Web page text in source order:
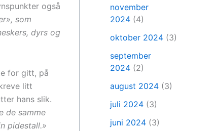
også
som
dyrs og
for gitt, på
litt
hans slik.
de samme
pidestall.»
november
2024 (4)
oktober 2024 (3)
september
2024 (2)
august 2024 (3)
juli 2024 (3)
juni 2024 (3)